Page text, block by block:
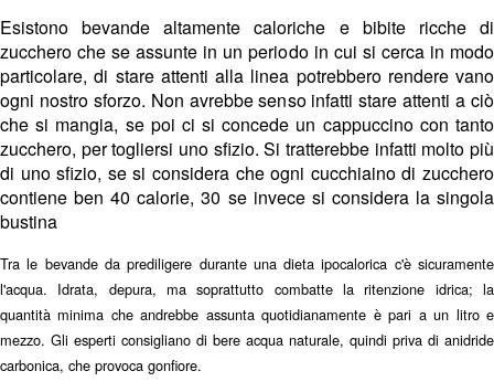
Esistono bevande altamente caloriche e bibite ricche di
zucchero che se assunte in un periodo in cui si cerca in modo
particolare, di stare attenti alla linea potrebbero rendere vano
ogni nostro sforzo. Non avrebbe senso infatti stare attenti a ciò
che si mangia, se poi ci si concede un cappuccino con tanto
zucchero, per togliersi uno sfizio. Si tratterebbe infatti molto più
di uno sfizio, se si considera che ogni cucchiaino di zucchero
contiene ben 40 calorie, 30 se invece si considera la singola
bustina
Tra le bevande da prediligere durante una dieta ipocalorica c'è sicuramente
l'acqua. Idrata, depura, ma soprattutto combatte la ritenzione idrica; la
quantità minima che andrebbe assunta quotidianamente è pari a un litro e
mezzo. Gli esperti consigliano di bere acqua naturale, quindi priva di anidride
carbonica, che provoca gonfiore.